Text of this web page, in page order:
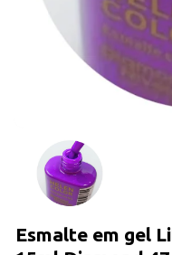
Esmalte em gel